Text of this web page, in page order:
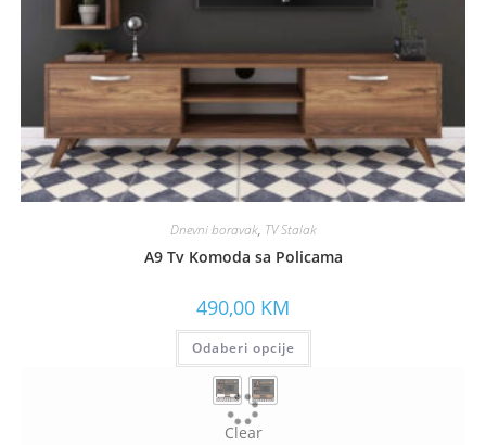
Dnevni boravak, TV Stalak
A9 Tv Komoda sa Policama
490,00 KM
Odaberi opcije
Clear